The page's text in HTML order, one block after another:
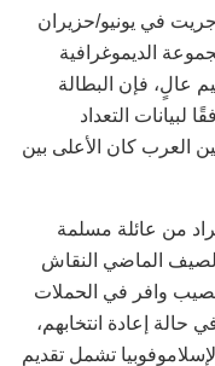
في يونيو/حزيران
الديموغرافية
عالٍ، فإن البطالة
لبيانات التعداد
بين العرب كان الأعلى بين
الهجوم الإرهابي الذي قُتل فيه 4 أفراد من عائلة مسلمة
الصيف الماضي النقاش
نصيب وافر في الحملات
في حالة إعادة انتخابهم،
تشمل تقديم